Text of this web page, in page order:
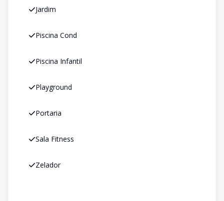
Jardim
Piscina Cond
Piscina Infantil
Playground
Portaria
Sala Fitness
Zelador